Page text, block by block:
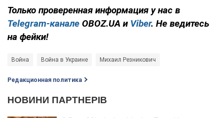
Только проверенная информация у нас в
Telegram-канале OBOZ.UA и Viber. Не ведитесь
на фейки!
Война Война в Украине Михаил Резникович
Редакционная политика